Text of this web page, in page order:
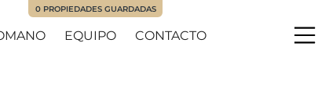
EQUIPO CONTACTO
0 PROPIEDADES GUARDADAS